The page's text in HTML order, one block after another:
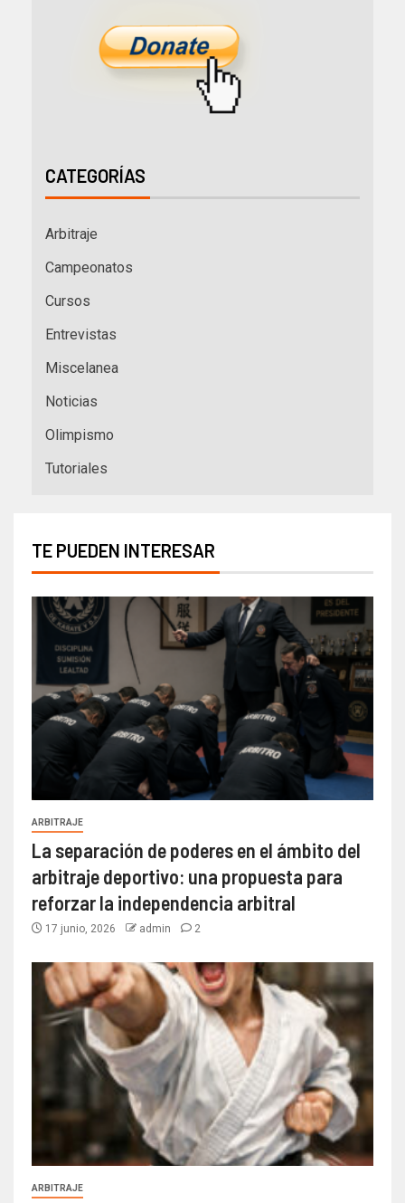
CATEGORÍAS
Arbitraje
Campeonatos
Cursos
Entrevistas
Miscelanea
Noticias
Olimpismo
Tutoriales
TE PUEDEN INTERESAR
ARBITRAJE
La separación de poderes en el ámbito del
arbitraje deportivo: una propuesta para
reforzar la independencia arbitral
17 junio, 2026 admin 2
ARBITRAJE